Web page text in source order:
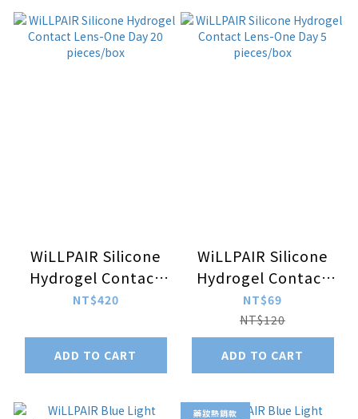
WiLLPAIR Silicone
Hydrogel Contact
Lens-One Day 20
NT$420
ADD TO CART
WiLLPAIR Silicone
Hydrogel Contact
Lens-One Day 5
pieces/box
NT$69
NT$120
ADD TO CART
藥妝熱銷款